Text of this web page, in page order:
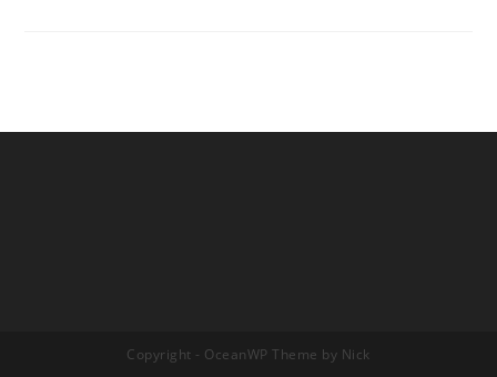
Copyright - OceanWP Theme by Nick